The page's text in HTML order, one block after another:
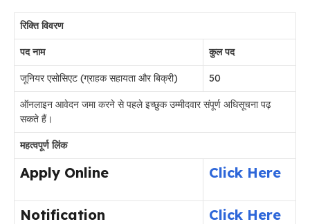
रिक्ति विवरण
पद नाम कुल पद
जूनियर एसोसिएट (ग्राहक सहायता और बिक्री) 50
ऑनलाइन आवेदन जमा करने से पहले इच्छुक उम्मीदवार संपूर्ण अधिसूचना पढ़
सकते हैं।
महत्वपूर्ण लिंक
Apply Online Click Here
Notification Click Here